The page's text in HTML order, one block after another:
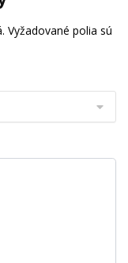
Vyžadované polia sú